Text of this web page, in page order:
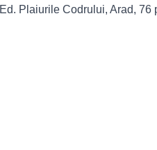
Ed. Plaiurile Codrului, Arad, 76